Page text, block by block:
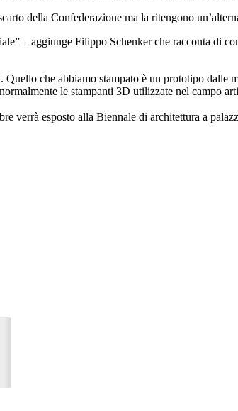
della Confederazione ma la ritengono
– aggiunge Filippo Schenker che racconta di
che abbiamo stampato è un prototipo dalle
le stampanti 3D utilizzate nel campo
verrà esposto alla Biennale di architettura a